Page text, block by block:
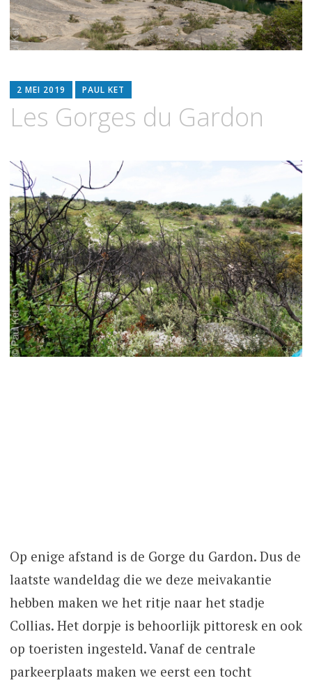
2 MEI 2019 PAUL KET
Les Gorges du Gardon
Op enige afstand is de Gorge du Gardon. Dus de
laatste wandeldag die we deze meivakantie
hebben maken we het ritje naar het stadje
Collias. Het dorpje is behoorlijk pittoresk en ook
op toeristen ingesteld. Vanaf de centrale
parkeerplaats maken we eerst een tocht